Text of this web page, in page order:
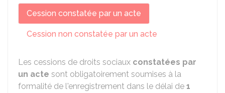
Cession constatée par un acte
Cession non constatée par un acte
Les cessions de droits sociaux constatées par
un acte sont obligatoirement soumises à la
formalité de l'enregistrement dans le délai de 1